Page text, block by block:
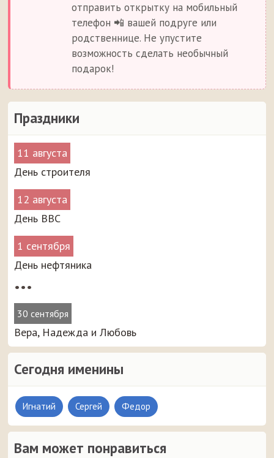
Праздники
11 августа
День строителя
12 августа
День ВВС
1 сентября
День нефтяника
•••
30 сентября
Вера, Надежда и Любовь
Сегодня именины
Игнатий Сергей Федор
Вам может понравиться
отправить открытку на мобильный
телефон 📲 вашей подруге или
родственнице. Не упустите
возможность сделать необычный
подарок!